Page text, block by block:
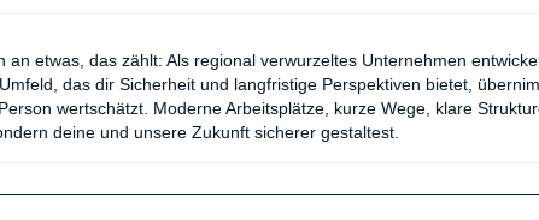
etwas, das zählt: Als regional verwurzeltes Unternehmen
das dir Sicherheit und langfristige Perspektiven bietet,
wertschätzt. Moderne Arbeitsplätze, kurze Wege, klare
deine und unsere Zukunft sicherer gestaltest.